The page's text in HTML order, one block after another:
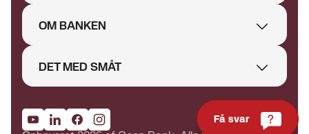
OM BANKEN
DET MED SMÅT
Få svar